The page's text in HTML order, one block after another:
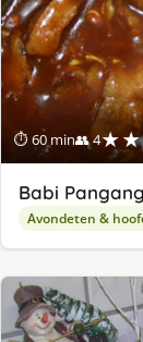
⏱ 60 min👥 4
Babi
Avondeten &